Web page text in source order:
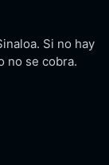
Si no hay
no se cobra.